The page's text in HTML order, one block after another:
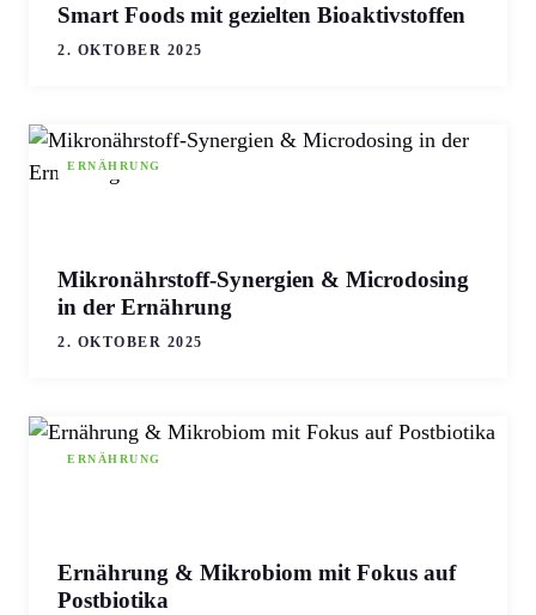
Smart Foods mit gezielten Bioaktivstoffen
2. OKTOBER 2025
ERNÄHRUNG
Mikronährstoff-Synergien & Microdosing
in der Ernährung
2. OKTOBER 2025
ERNÄHRUNG
Ernährung & Mikrobiom mit Fokus auf
Postbiotika